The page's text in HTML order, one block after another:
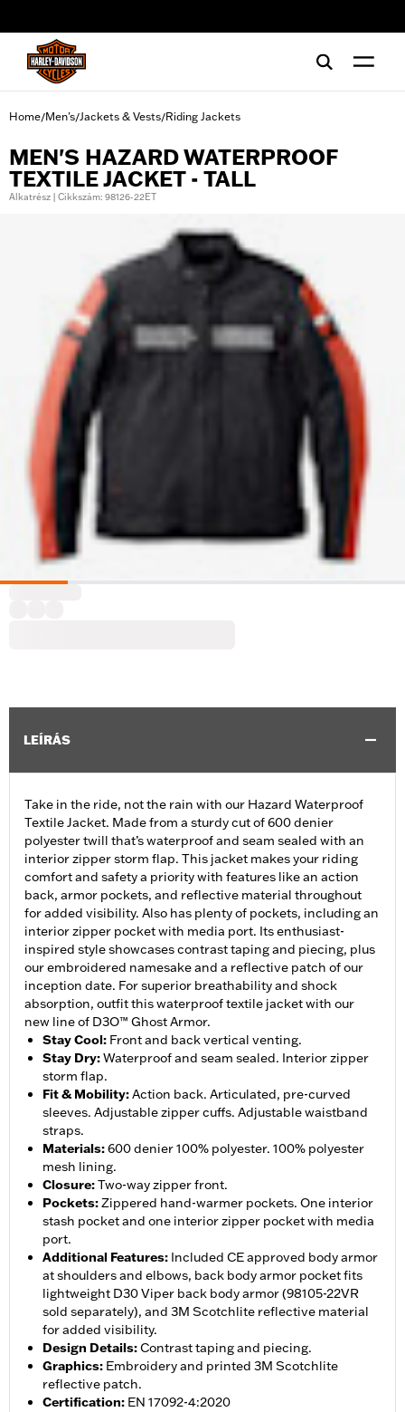
Home/Men's/Jackets & Vests/Riding Jackets
MEN'S HAZARD WATERPROOF
TEXTILE JACKET - TALL
Alkatrész | Cikkszám: 98126-22ET
LEÍRÁS
Take in the ride, not the rain with our Hazard Waterproof
Textile Jacket. Made from a sturdy cut of 600 denier
polyester twill that’s waterproof and seam sealed with an
interior zipper storm flap. This jacket makes your riding
comfort and safety a priority with features like an action
back, armor pockets, and reflective material throughout
for added visibility. Also has plenty of pockets, including an
interior zipper pocket with media port. Its enthusiast-
inspired style showcases contrast taping and piecing, plus
our embroidered namesake and a reflective patch of our
inception date. For superior breathability and shock
absorption, outfit this waterproof textile jacket with our
new line of D3O™ Ghost Armor.
Stay Cool: Front and back vertical venting.
Stay Dry:Waterproof and seam sealed. Interior zipper
storm flap.
Fit & Mobility:Action back. Articulated, pre-curved
sleeves. Adjustable zipper cuffs. Adjustable waistband
straps.
Materials:600 denier 100% polyester. 100% polyester
mesh lining.
Closure:Two-way zipper front.
Pockets:Zippered hand-warmer pockets. One interior
stash pocket and one interior zipper pocket with media
port.
Additional Features: Included CE approved body armor
at shoulders and elbows, back body armor pocket fits
lightweight D30 Viper back body armor (98105-22VR
sold separately), and 3M Scotchlite reflective material
for added visibility.
Design Details:Contrast taping and piecing.
Graphics: Embroidery and printed 3M Scotchlite
reflective patch.
Certification: EN 17092-4:2020